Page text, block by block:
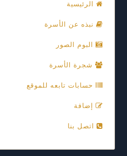
الرئيسية
نبذه عن الأسرة
البوم الصور
شجرة الأسرة
حسابات تابعه للموقع
إضافة
اتصل بنا